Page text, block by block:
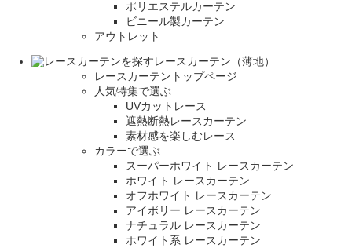
ポリエステルカーテン
ビニール製カーテン
アウトレット
レースカーテン（薄地）
レースカーテントップページ
人気特集で選ぶ
UVカットレース
遮熱断熱レースカーテン
素材感を楽しむレース
カラーで選ぶ
スーパーホワイト レースカーテン
ホワイト レースカーテン
オフホワイト レースカーテン
アイボリー レースカーテン
ナチュラル レースカーテン
ホワイト系 レースカーテン